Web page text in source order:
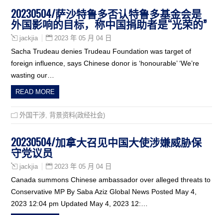
20230504/萨沙特鲁多否认特鲁多基金会是
外国影响的目标，称中国捐助者是“光荣的”
jackjia 2023 年 05 月 04 日
Sacha Trudeau denies Trudeau Foundation was target of
foreign influence, says Chinese donor is ‘honourable’ ‘We’re
wasting our…
READ MORE
外国干涉 背景资料(政经社会)
20230504/加拿大召见中国大使涉嫌威胁保
守党议员
jackjia 2023 年 05 月 04 日
Canada summons Chinese ambassador over alleged threats to
Conservative MP By Saba Aziz Global News Posted May 4,
2023 12:04 pm Updated May 4, 2023 12:…